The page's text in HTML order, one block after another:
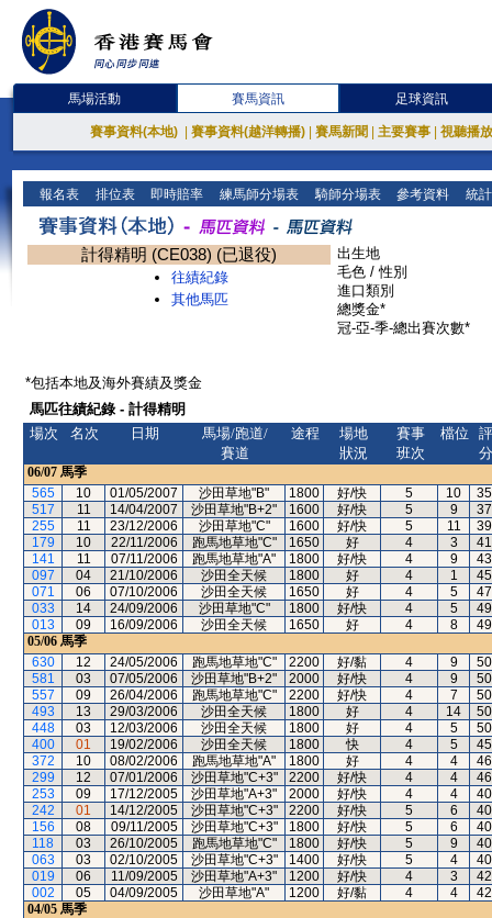
馬場活動 賽馬資訊 足球資訊
賽事資料(本地) 賽事資料(越洋轉播) 賽馬新聞 主要賽事 視聽播
報名表 排位表 即時賠率 練馬師分場表 騎師分場表 參考資料 統
計得精明 (CE038) (已退役)
往績紀錄
其他馬匹
出生地
毛色 / 性別
進口類別
總獎金*
冠-亞-季-總出賽次數*
*包括本地及海外賽績及獎金
馬匹往績紀錄 - 計得精明
場次
名次 日期
馬場/跑道/
賽道
途程
場地
狀況
賽事
班次
檔位
評
分
06/07 馬季
565
10 01/05/2007 沙田草地"B" 1800 好/快 5 10
35
517
11 14/04/2007 沙田草地"B+2" 1600 好/快 5 9
37
255
11 23/12/2006 沙田草地"C" 1600 好/快 5 11
39
179
10 22/11/2006 跑馬地草地"C" 1650 好 4 3
41
141
11 07/11/2006 跑馬地草地"A" 1800 好/快 4 9
43
097
04 21/10/2006 沙田全天候 1800 好 4 1
45
071
06 07/10/2006 沙田全天候 1650 好 4 5
47
033
14 24/09/2006 沙田草地"C" 1800 好/快 4 5
49
013
09 16/09/2006 沙田全天候 1650 好 4 8
49
05/06 馬季
630
12 24/05/2006 跑馬地草地"C" 2200 好/黏 4 9
50
581
03 07/05/2006 沙田草地"B+2" 2000 好/快 4 9
50
557
09 26/04/2006 跑馬地草地"C" 2200 好/快 4 7
50
493
13 29/03/2006 沙田全天候 1800 好 4 14
50
448
03 12/03/2006 沙田全天候 1800 好 4 5
50
400
01 19/02/2006 沙田全天候 1800 快 4 5
45
372
10 08/02/2006 跑馬地草地"A" 1800 好 4 4
46
299
12 07/01/2006 沙田草地"C+3" 2200 好/快 4 4
46
253
09 17/12/2005 沙田草地"A+3" 2000 好/快 4 4
40
242
01 14/12/2005 沙田草地"C+3" 2200 好/快 5 6
40
156
08 09/11/2005 沙田草地"C+3" 1800 好/快 5 6
40
118
03 26/10/2005 跑馬地草地"C" 1800 好/快 5 9
40
063
03 02/10/2005 沙田草地"C+3" 1400 好/快 5 4
40
019
06 11/09/2005 沙田草地"A+3" 1200 好/快 4 3
42
002
05 04/09/2005 沙田草地"A" 1200 好/黏 4 4
42
04/05 馬季